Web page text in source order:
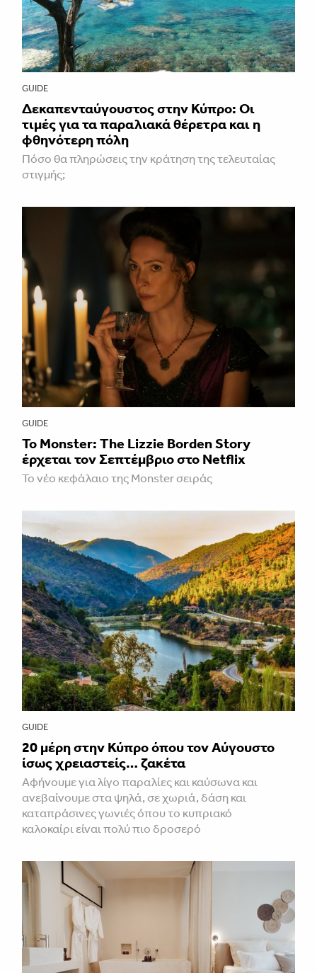
GUIDE
Δεκαπενταύγουστος στην Κύπρο: Οι
τιμές για τα παραλιακά θέρετρα και η
φθηνότερη πόλη
Πόσο θα πληρώσεις την κράτηση της τελευταίας
στιγμής;
GUIDE
Το Monster: The Lizzie Borden Story
έρχεται τον Σεπτέμβριο στο Netflix
Το νέο κεφάλαιο της Monster σειράς
GUIDE
20 μέρη στην Κύπρο όπου τον Αύγουστο
ίσως χρειαστείς… ζακέτα
Αφήνουμε για λίγο παραλίες και καύσωνα και
ανεβαίνουμε στα ψηλά, σε χωριά, δάση και
καταπράσινες γωνιές όπου το κυπριακό
καλοκαίρι είναι πολύ πιο δροσερό